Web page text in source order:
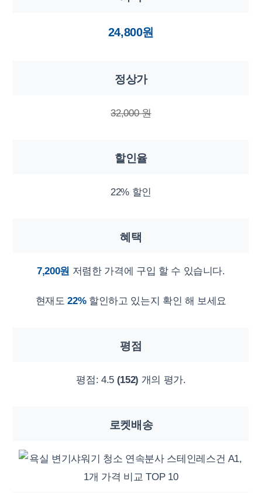
24,800원
정상가
32,000 원
할인율
22% 할인
혜택
7,200원 저렴한 가격에 구입 할 수 있습니다.
현재도22%할인하고 있는지 확인 해 보세요
평점
평점: 4.5 (152) 개의 평가.
로켓배송